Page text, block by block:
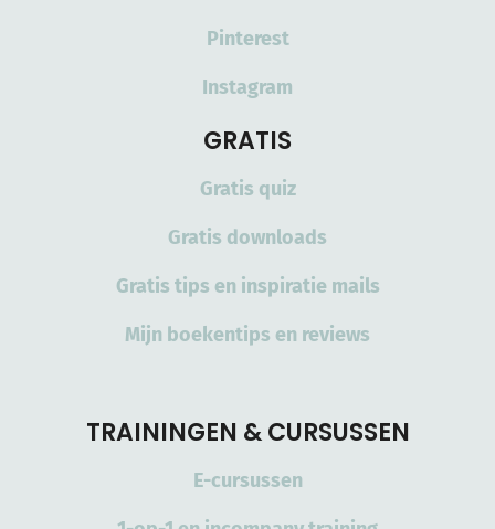
Pinterest
Instagram
GRATIS
Gratis quiz
Gratis downloads
Gratis tips en inspiratie mails
Mijn boekentips en reviews
TRAININGEN & CURSUSSEN
E-cursussen